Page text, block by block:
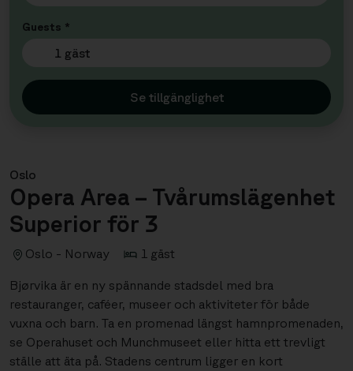
Guests *
1 gäst
Se tillgänglighet
Oslo
Opera Area – Tvårumslägenhet
Superior för 3
Oslo - Norway 1 gäst
Bjørvika är en ny spännande stadsdel med bra
restauranger, caféer, museer och aktiviteter för både
vuxna och barn. Ta en promenad längst hamnpromenaden,
se Operahuset och Munchmuseet eller hitta ett trevligt
ställe att äta på. Stadens centrum ligger en kort